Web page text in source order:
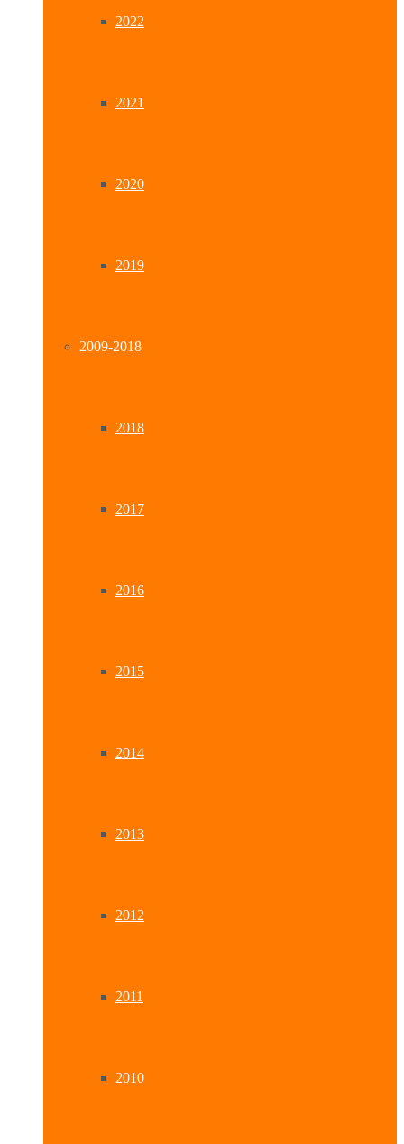
2022
2021
2020
2019
2009-2018
2018
2017
2016
2015
2014
2013
2012
2011
2010